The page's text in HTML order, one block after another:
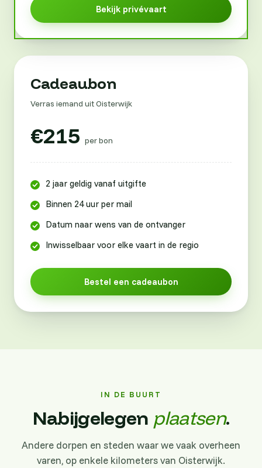
Bekijk privévaart
Cadeaubon
Verras iemand uit Oisterwijk
€215 per bon
2 jaar geldig vanaf uitgifte
Binnen 24 uur per mail
Datum naar wens van de ontvanger
Inwisselbaar voor elke vaart in de regio
Bestel een cadeaubon
IN DE BUURT
Nabijgelegen plaatsen.
Andere dorpen en steden waar we vaak overheen
varen, op enkele kilometers van Oisterwijk.